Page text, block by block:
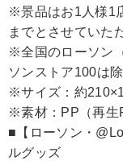
※景品はお1人様1
までとさせていた
※全国のローソン
ソンストア100は
※サイズ：約
※素材：PP（再生
■【ローソン・
ルグッズ